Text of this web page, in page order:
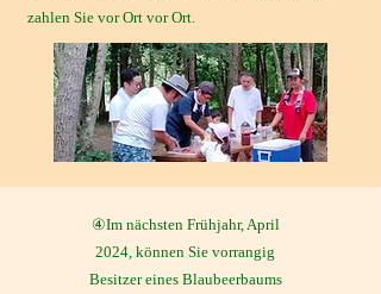
zahlen Sie vor Ort vor Ort.
④Im nächsten Frühjahr, April
2024, können Sie vorrangig
Besitzer eines Blaubeerbaums